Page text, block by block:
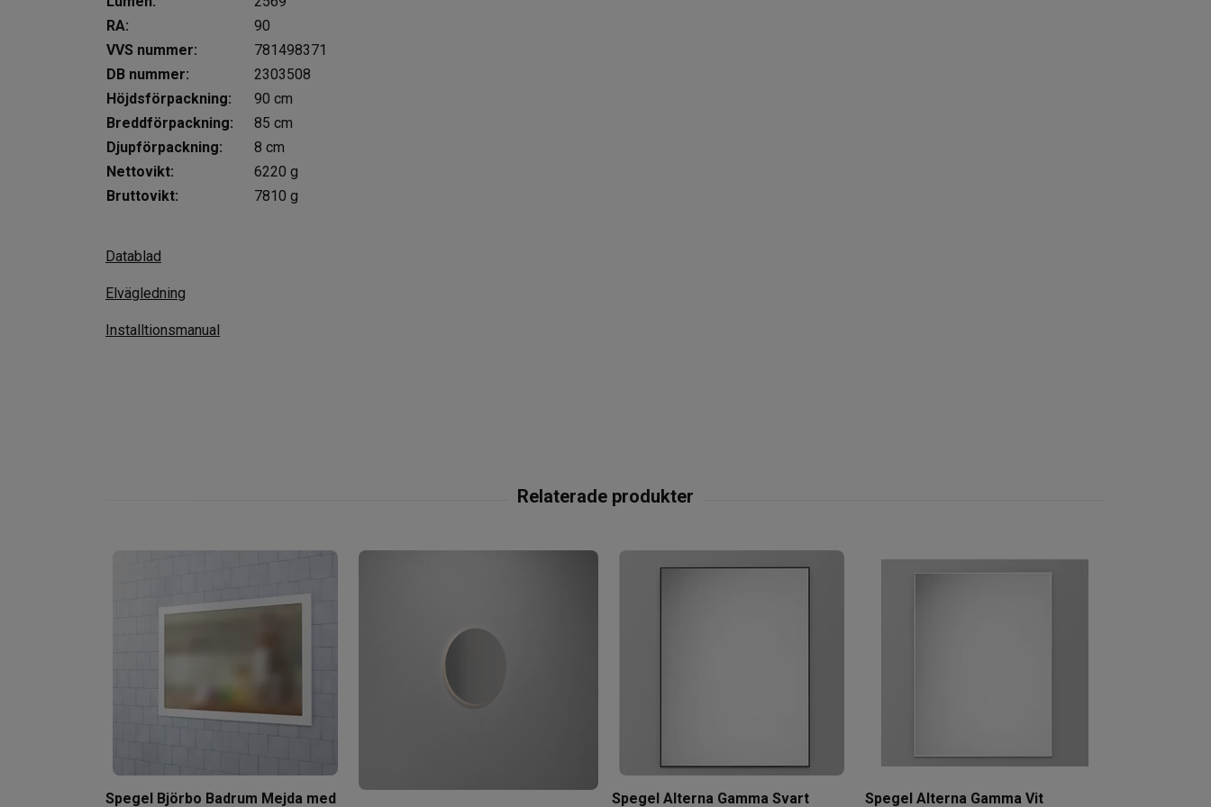
RA:
90
VVS nummer:
781498371
DB nummer:
2303508
Höjdsförpackning:
90 cm
Breddförpackning:
85 cm
Djupförpackning:
8 cm
Nettovikt:
6220 g
Bruttovikt:
7810 g
Datablad
Elvägledning
Installtionsmanual
Spegel Björbo Badrum Mejda med
Spegel Alterna Gamma Svart Spegel Alterna Gamma Vit